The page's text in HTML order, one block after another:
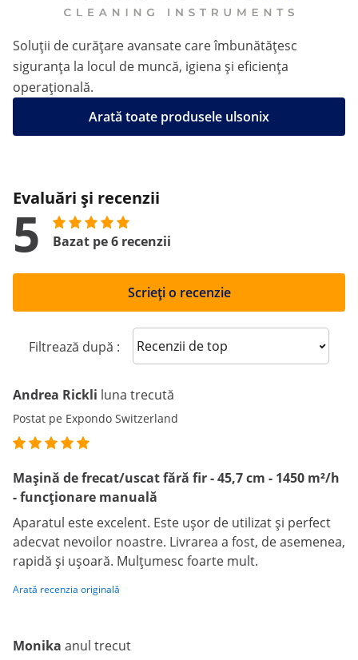
Soluții de curățare avansate care îmbunătățesc
siguranța la locul de muncă, igiena și eficiența
operațională.
Arată toate produsele ulsonix
Evaluări și recenzii
5 Bazat pe 6 recenzii
Scrieți o recenzie
Filtrează după : Sort reviews
Andrea Rickli luna trecută
Postat pe Expondo Switzerland
Mașină de frecat/uscat fără fir - 45,7 cm - 1450 m²/h
- funcționare manuală
Aparatul este excelent. Este ușor de utilizat și perfect
adecvat nevoilor noastre. Livrarea a fost, de asemenea,
rapidă și ușoară. Mulțumesc foarte mult.
Arată recenzia originală
Monika anul trecut